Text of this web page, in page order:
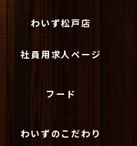
わいず松戸店
社員用求人ページ
フード
わいずのこだわり